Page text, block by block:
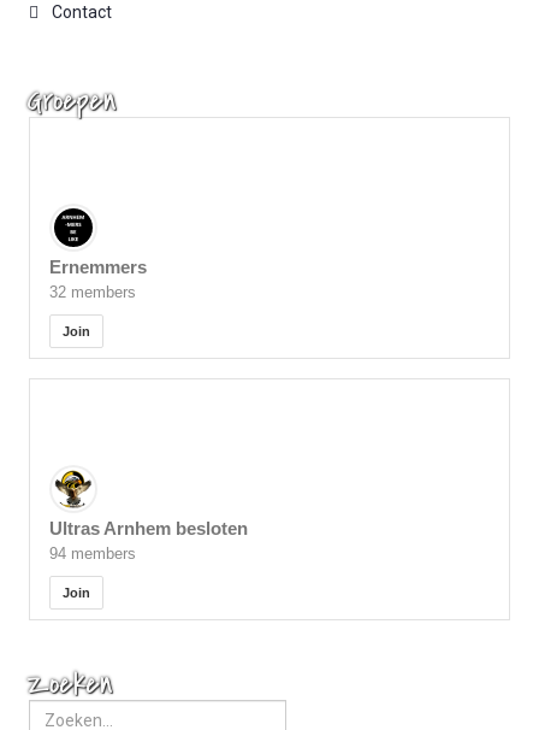
Contact
Groepen
Ernemmers
32 members
Join
Ultras Arnhem besloten
94 members
Join
Zoeken